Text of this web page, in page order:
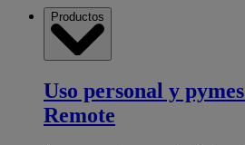
Productos
Uso personal y pymes
Remote